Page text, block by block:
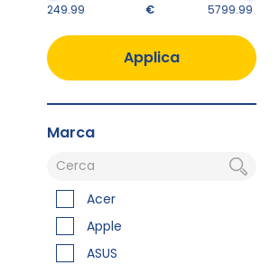
€
Applica
Marca
Acer
Apple
ASUS